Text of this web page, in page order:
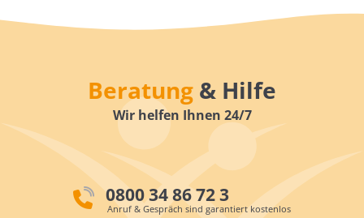
Beratung & Hilfe
Wir helfen Ihnen 24/7
0800 34 86 72 3
Anruf & Gespräch sind garantiert kostenlos